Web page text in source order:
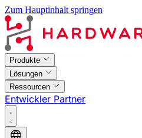
Zum Hauptinhalt springen
Produkte
Lösungen
Ressourcen
Entwickler Partner